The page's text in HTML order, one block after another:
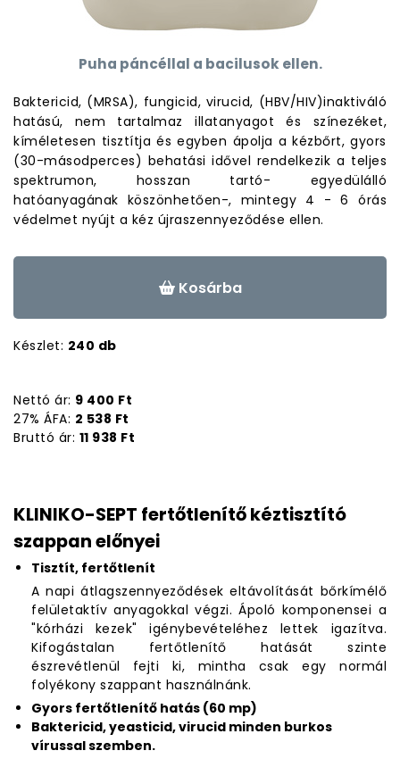
Puha páncéllal a bacilusok ellen.
Baktericid, (MRSA), fungicid, virucid, (HBV/HIV)inaktiváló
hatású, nem tartalmaz illatanyagot és színezéket,
kíméletesen tisztítja és egyben ápolja a kézbőrt, gyors
(30-másodperces) behatási idővel rendelkezik a teljes
spektrumon, hosszan tartó- egyedülálló
hatóanyagának köszönhetően-, mintegy 4 - 6 órás
védelmet nyújt a kéz újraszennyeződése ellen.
Kosárba
Készlet: 240 db
Nettó ár: 9 400 Ft
27% ÁFA: 2 538 Ft
Bruttó ár: 11 938 Ft
KLINIKO-SEPT fertőtlenítő kéztisztító
szappan előnyei
Tisztít, fertőtlenít
A napi átlagszennyeződések eltávolítását bőrkímélő
felületaktív anyagokkal végzi. Ápoló komponensei a
"kórházi kezek" igénybevételéhez lettek igazítva.
Kifogástalan fertőtlenítő hatását szinte
észrevétlenül fejti ki, mintha csak egy normál
folyékony szappant használnánk.
Gyors fertőtlenítő hatás (60 mp)
Baktericid, yeasticid, virucid minden burkos
vírussal szemben.